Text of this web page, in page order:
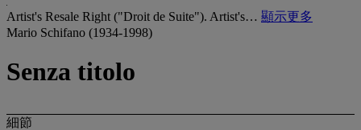
Artist's Resale Right ("Droit de Suite"). Artist's… 顯示更多
Mario Schifano (1934-1998)
Senza titolo
細節